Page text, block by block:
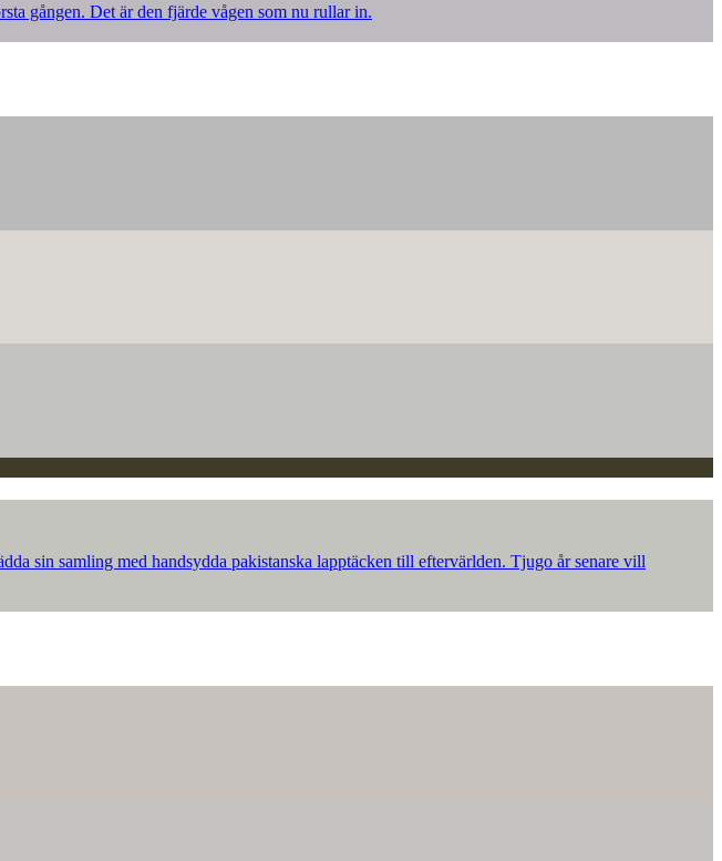
gången. Det är den fjärde vågen som nu rullar in.
sin samling med handsydda pakistanska lapptäcken till eftervärlden. Tjugo år senare vill